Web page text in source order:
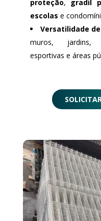
proteção, gradil
escolas e
Versatilidade
muros, jardins,
esportivas e áreas